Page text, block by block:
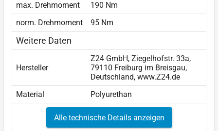
max. Drehmoment
190 Nm
norm. Drehmoment
95 Nm
Weitere Daten
Hersteller
Z24 GmbH, Ziegelhofstr. 33a,
79110 Freiburg im Breisgau,
Deutschland, www.Z24.de
Material
Polyurethan
Alle technische Details anzeigen